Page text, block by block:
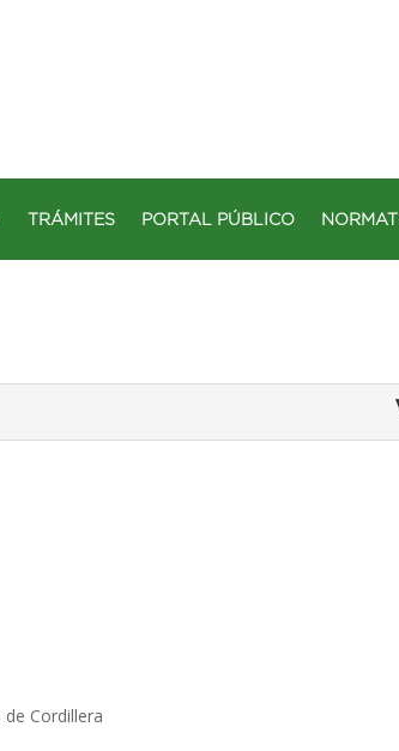
TRÁMITES PORTAL PÚBLICO
Cordillera